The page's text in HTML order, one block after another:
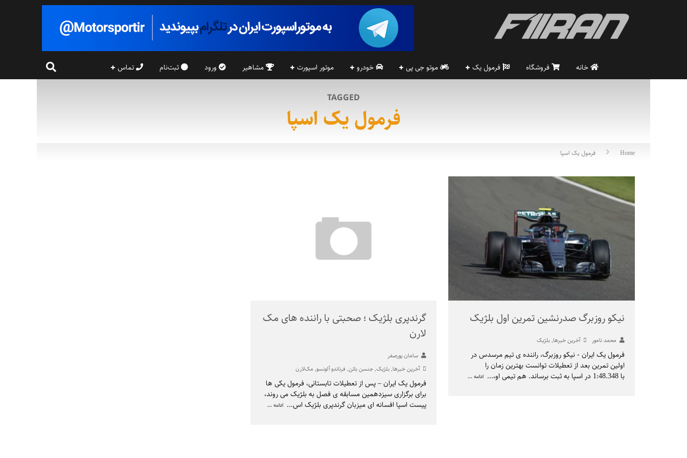
خانه فروشگاه فرمول یک موتو جی پی خودرو موتور اسپورت مشاهیر ورود ثبت‌نام تماس
TAGGED
فرمول یک اسپا
Home فرمول یک اسپا
نیکو روزبرگ صدرنشین تمرین اول بلژیک
محمد نامور آخرین خبرها,بلژیک
فرمول یک ایران - نیکو روزبرگ، راننده ی تیم مرسدس در
اولین تمرین بعد از تعطیلات توانست بهترین زمان را
با 1:48.348 در اسپا به ثبت برساند. هم تیمی او،
... ادامه ...
گرندپری بلژیک ؛ صحبتی با راننده های مک
لارن
سامان پورصفر
آخرین خبرها,بلژیک,جنسن باتن, فرناندو آلونسو, مک‌لارن
فرمول یک ایران – پس از تعطیلات تابستانی، فرمول یکی ها
برای برگزاری سیزدهمین مسابقه ی فصل به بلژیک می روند،
پیست اسپا افسانه ای میزبان گرندپری بلژیک اس... ادامه ...